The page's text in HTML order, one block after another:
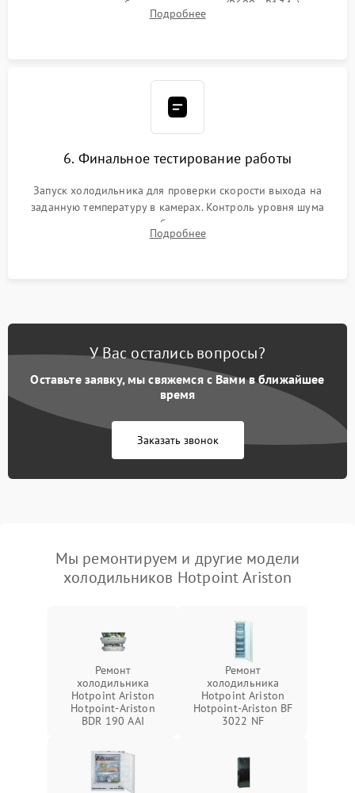
дозированным объемом хладагента (R600a, R134a) по
электронным весам. Контроль рабочего давления в системе.
Подробнее
6. Финальное тестирование работы
Запуск холодильника для проверки скорости выхода на
заданную температуру в камерах. Контроль уровня шума
компрессора, отсутствия обмерзания стенок и корректного
срабатывания системы автоматической оттайки.
Подробнее
У Вас остались вопросы?
Оставьте заявку, мы свяжемся с Вами в ближайшее
время
Заказать звонок
Мы ремонтируем и другие модели
холодильников Hotpoint Ariston
Ремонт
холодильника
Hotpoint Ariston
Hotpoint-Ariston
BDR 190 AAI
Ремонт
холодильника
Hotpoint Ariston
Hotpoint-Ariston BF
3022 NF